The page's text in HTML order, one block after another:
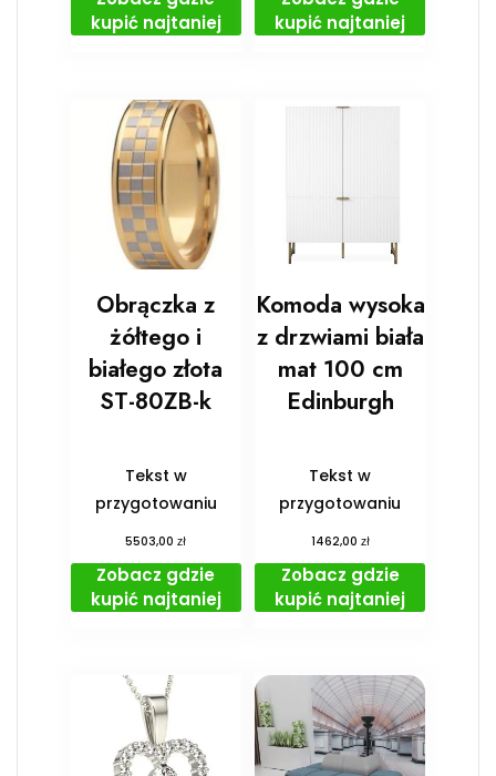
kupić najtaniej
kupić najtaniej
Obrączka z
żółtego i
białego złota
ST-80ZB-k
Tekst w
przygotowaniu
5503,00zł
Zobacz gdzie
kupić najtaniej
Komoda wysoka
z drzwiami biała
mat 100 cm
Edinburgh
Tekst w
przygotowaniu
1462,00 zł
Zobacz gdzie
kupić najtaniej